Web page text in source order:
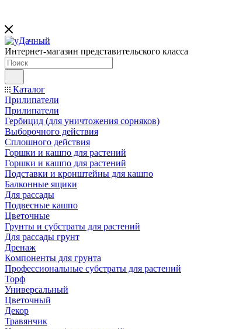
Интернет-магазин представительского класса
Каталог
Прилипатели
Прилипатели
Гербицид (для уничтожения сорняков)
Выборочного действия
Сплошного действия
Горшки и кашпо для растений
Горшки и кашпо для растений
Подставки и кронштейны для кашпо
Балконные ящики
Для рассады
Подвесные кашпо
Цветочные
Грунты и субстраты для растений
Для рассады грунт
Дренаж
Компоненты для грунта
Профессиональные субстраты для растений
Торф
Универсальный
Цветочный
Декор
Травянчик